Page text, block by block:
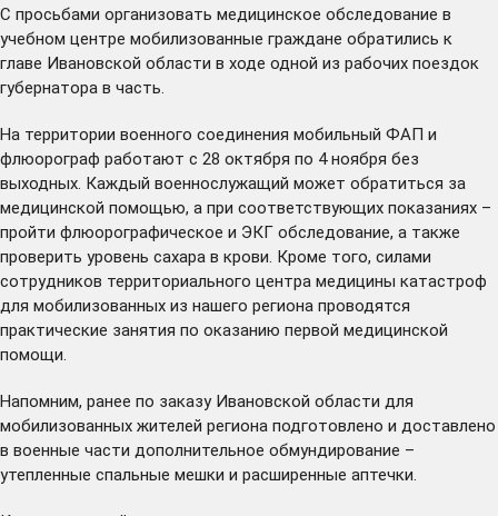
С просьбами организовать медицинское обследование в
учебном центре мобилизованные граждане обратились к
главе Ивановской области в ходе одной из рабочих поездок
губернатора в часть.
На территории военного соединения мобильный ФАП и
флюорограф работают с 28 октября по 4 ноября без
выходных. Каждый военнослужащий может обратиться за
медицинской помощью, а при соответствующих показаниях –
пройти флюорографическое и ЭКГ обследование, а также
проверить уровень сахара в крови. Кроме того, силами
сотрудников территориального центра медицины катастроф
для мобилизованных из нашего региона проводятся
практические занятия по оказанию первой медицинской
помощи.
Напомним, ранее по заказу Ивановской области для
мобилизованных жителей региона подготовлено и доставлено
в военные части дополнительное обмундирование –
утепленные спальные мешки и расширенные аптечки